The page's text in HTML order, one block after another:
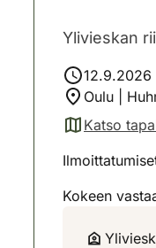
Ylivieskan
12.9.2026
Oulu |
Katso
(avautuu
Kokeen